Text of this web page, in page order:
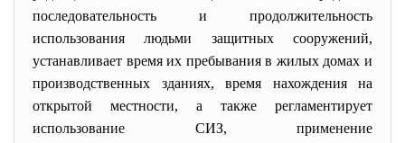
последовательность и продолжительность
использования людьми защитных сооружений,
устанавливает время их пребывания в жилых домах и
производственных зданиях, время нахождения на
открытой местности, а также регламентирует
использование СИЗ, применение